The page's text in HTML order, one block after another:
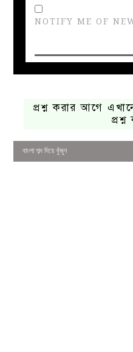
NOTIFY ME OF
প্রশ্ন করার আগে